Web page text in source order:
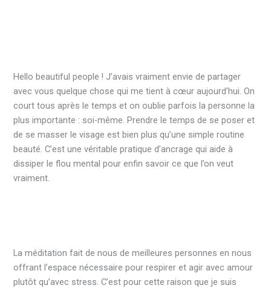
Hello beautiful people ! J’avais vraiment envie de partager
avec vous quelque chose qui me tient à cœur aujourd’hui. On
court tous après le temps et on oublie parfois la personne la
plus importante : soi-même. Prendre le temps de se poser et
de se masser le visage est bien plus qu’une simple routine
beauté. C’est une véritable pratique d’ancrage qui aide à
dissiper le flou mental pour enfin savoir ce que l’on veut
vraiment.
La méditation fait de nous de meilleures personnes en nous
offrant l’espace nécessaire pour respirer et agir avec amour
plutôt qu’avec stress. C’est pour cette raison que je suis